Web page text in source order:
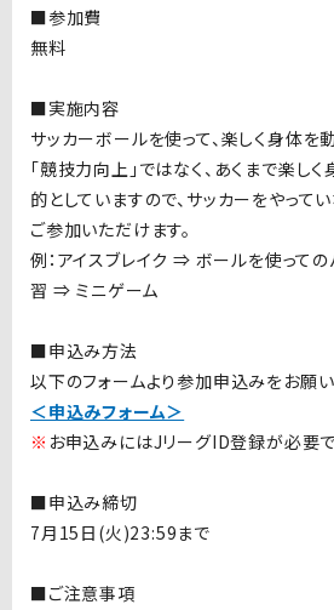
■参加費
無料
■実施内容
サッカーボールを使って、楽しく身体を
「競技力向上」ではなく、あくまで楽し
的としていますので、サッカーをやって
ご参加いただけます。
例：アイスブレイク ⇒ ボールを使って
習 ⇒ ミニゲーム
■申込み方法
以下のフォームより参加申込みをお願い
＜申込みフォーム＞
※ お申込みにはJリーグID登録が必要
■申込み締切
7月15日(火)23:59まで
■ご注意事項